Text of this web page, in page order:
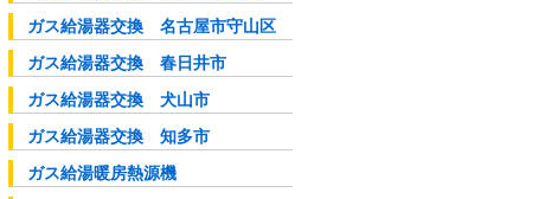
ガス給湯器交換 名古屋市守山区
ガス給湯器交換 春日井市
ガス給湯器交換 犬山市
ガス給湯器交換 知多市
ガス給湯暖房熱源機